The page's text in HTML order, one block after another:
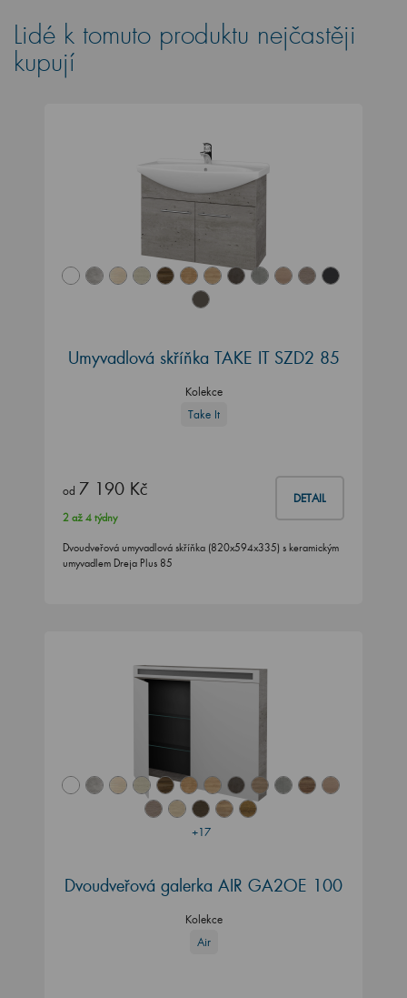
Lidé k tomuto produktu nejčastěji
kupují
Umyvadlová skříňka TAKE IT SZD2 85
Kolekce
Take It
od 7 190 Kč DETAIL
2 až 4 týdny
Dvoudveřová umyvadlová skříňka (820x594x335) s keramickým
umyvadlem Dreja Plus 85
+17
Dvoudveřová galerka AIR GA2OE 100
Kolekce
Air